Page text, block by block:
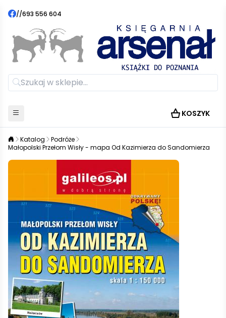
//693 556 604
KOSZYK
Katalog
Podróże
Małopolski Przełom Wisły - mapa Od Kazimierza do Sandomierza